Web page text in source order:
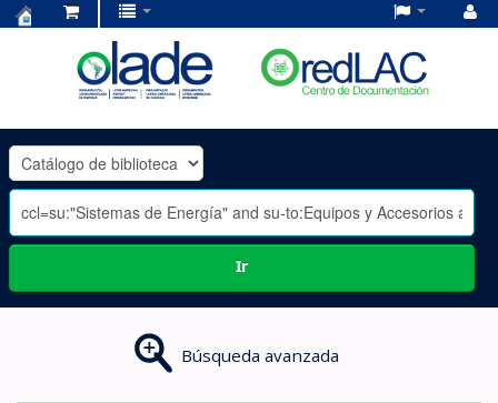
OLADE
-
Ir
Búsqueda avanzada